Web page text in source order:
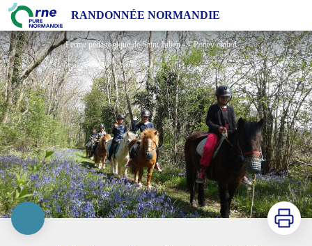
RANDONNÉE NORMANDIE
Ferme pédagogique de Saint-Julien sur Sarthe
Ferme pédagogique de Saint Julien - ©Poney club de St Julien
Imprimer